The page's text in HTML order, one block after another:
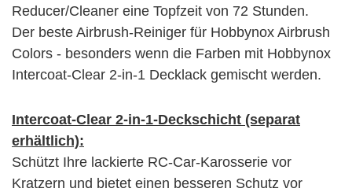
Reducer/Cleaner eine Topfzeit von 72 Stunden.
Der beste Airbrush-Reiniger für Hobbynox Airbrush
Colors - besonders wenn die Farben mit Hobbynox
Intercoat-Clear 2-in-1 Decklack gemischt werden.
Intercoat-Clear 2-in-1-Deckschicht (separat
erhältlich):
Schützt Ihre lackierte RC-Car-Karosserie vor
Kratzern und bietet einen besseren Schutz vor